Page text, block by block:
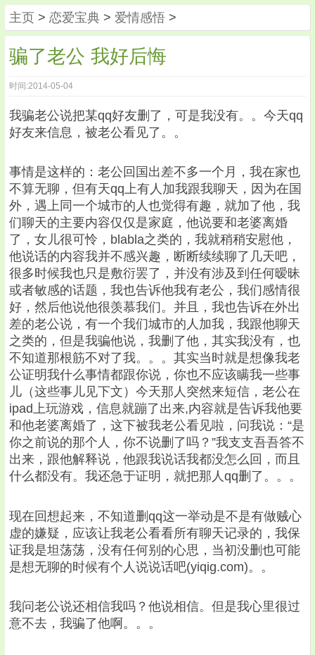
主页 > 恋爱宝典 > 爱情感悟 >
骗了老公 我好后悔
时间:2014-05-04
我骗老公说把某qq好友删了，可是我没有。。今天qq
好友来信息，被老公看见了。。
事情是这样的：老公回国出差不多一个月，我在家也
不算无聊，但有天qq上有人加我跟我聊天，因为在国
外，遇上同一个城市的人也觉得有趣，就加了他，我
们聊天的主要内容仅仅是家庭，他说要和老婆离婚
了，女儿很可怜，blabla之类的，我就稍稍安慰他，
他说话的内容我并不感兴趣，断断续续聊了几天吧，
很多时候我也只是敷衍罢了，并没有涉及到任何暧昧
或者敏感的话题，我也告诉他我有老公，我们感情很
好，然后他说他很羡慕我们。并且，我也告诉在外出
差的老公说，有一个我们城市的人加我，我跟他聊天
之类的，但是我骗他说，我删了他，其实我没有，也
不知道那根筋不对了我。。。其实当时就是想像我老
公证明我什么事情都跟你说，你也不应该瞒我一些事
儿（这些事儿见下文）今天那人突然来短信，老公在
ipad上玩游戏，信息就蹦了出来,内容就是告诉我他要
和他老婆离婚了，这下被我老公看见啦，问我说：“是
你之前说的那个人，你不说删了吗？”我支支吾吾答不
出来，跟他解释说，他跟我说话我都没怎么回，而且
什么都没有。我还急于证明，就把那人qq删了。。。
现在回想起来，不知道删qq这一举动是不是有做贼心
虚的嫌疑，应该让我老公看看所有聊天记录的，我保
证我是坦荡荡，没有任何别的心思，当初没删也可能
是想无聊的时候有个人说说话吧(yiqig.com)。。
我问老公说还相信我吗？他说相信。但是我心里很过
意不去，我骗了他啊。。。